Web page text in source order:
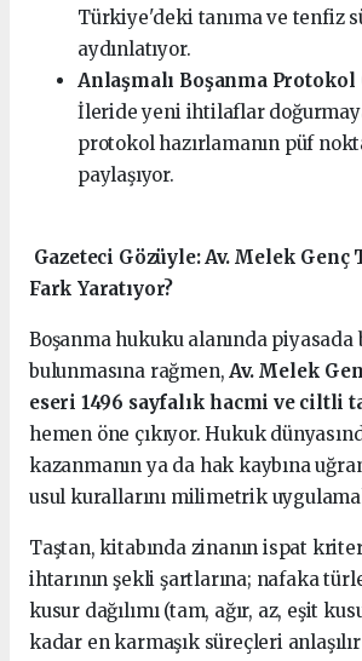
Türkiye'deki tanıma ve tenfiz
aydınlatıyor.
Anlaşmalı Boşanma
İleride yeni ihtilaflar
protokol hazırlamanın püf
paylaşıyor.
Gazeteci Gözüyle: Av. Melek Genç
Fark Yaratıyor?
Boşanma hukuku alanında piyasada
bulunmasına rağmen,Av. Melek
eseri 1496 sayfalık hacmi ve ciltli
hemen öne çıkıyor. Hukuk
kazanmanın ya da hak kaybına
usul kurallarını milimetrik
Taştan, kitabında zinanın ispat
ihtarının şekli şartlarına; nafaka
kusur dağılımı (tam, ağır, az, eşit
kadar en karmaşık süreçleri